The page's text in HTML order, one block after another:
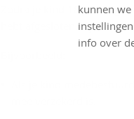
kunnen
info over
Zodra je kind 18 jaar is
hebt afgesloten. Kijk